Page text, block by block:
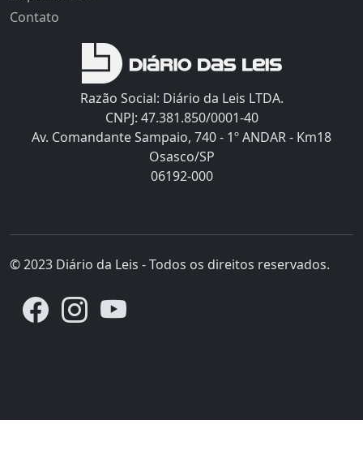
Contato
Razão Social: Diário da Leis LTDA.
CNPJ: 47.381.850/0001-40
Av. Comandante Sampaio, 740 - 1º ANDAR - Km18
Osasco/SP
06192-000
© 2023 Diário da Leis - Todos os direitos reservados.